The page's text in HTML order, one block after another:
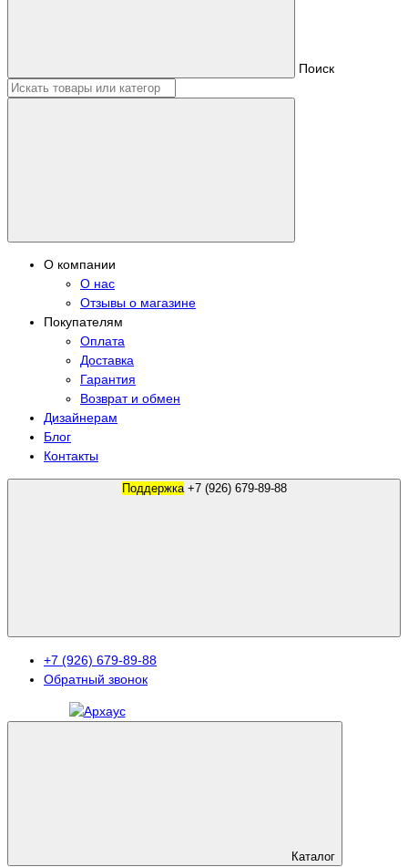
Поиск
О компании
О нас
Отзывы о магазине
Покупателям
Оплата
Доставка
Гарантия
Возврат и обмен
Дизайнерам
Блог
Контакты
Поддержка +7 (926) 679-89-88
+7 (926) 679-89-88
Обратный звонок
Каталог